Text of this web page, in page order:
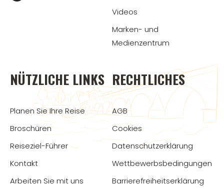
Videos
Marken- und
Medienzentrum
NÜTZLICHE LINKS
Planen Sie Ihre Reise
Broschüren
Reiseziel-Führer
Kontakt
Arbeiten Sie mit uns
RECHTLICHES
AGB
Cookies
Datenschutzerklärung
Wettbewerbsbedingungen
Barrierefreiheitserklärung